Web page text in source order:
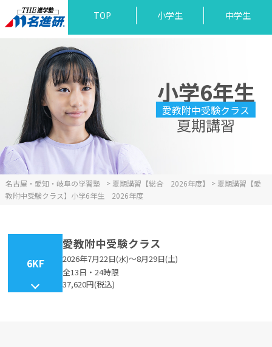
TOP 小学生 中学生
小学6年生
愛教附中受験クラス
夏期講習
名古屋・愛知・岐阜の学習塾 > 夏期講習【総合 2026年度】 > 夏期講習【愛
教附中受験クラス】小学6年生 2026年度
6KF
愛教附中受験クラス
2026年7月22日(水)～8月29日(土)
全13日・24時限
37,620円(税込)